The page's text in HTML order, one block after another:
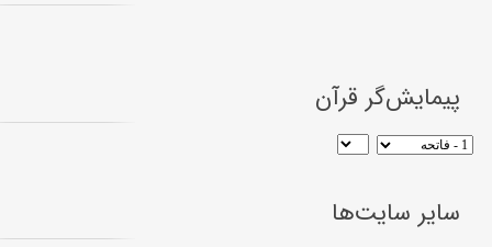
پیمایش‌گر قرآن
سایر سایت‌ها